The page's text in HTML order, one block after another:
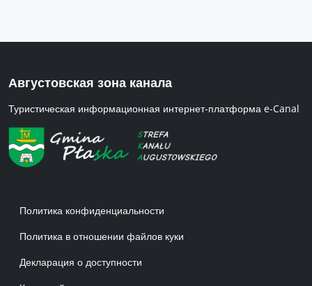
Августовская зона канала
Туристическая информационная интернет-платформа e-Canal
Menu w stopce 1 RU
Политика конфиденциальности
Политика в отношении файлов куки
Декларация о доступности